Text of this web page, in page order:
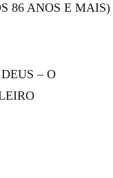
86 ANOS E MAIS)
– O